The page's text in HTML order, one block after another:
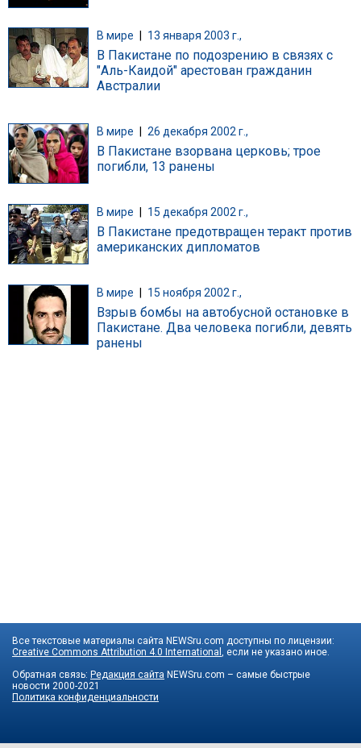
В мире | 13 января 2003 г.,
В Пакистане по подозрению в связях с
"Аль-Каидой" арестован гражданин
Австралии
В мире 26 декабря 2002 г.,
В Пакистане взорвана церковь; трое
погибли, 13 ранены
В мире 15 декабря 2002 г.,
В Пакистане предотвращен теракт против
американских дипломатов
В мире 15 ноября 2002 г.,
Взрыв бомбы на автобусной остановке в
Пакистане. Два человека погибли, девять
ранены
Все текстовые материалы сайта NEWSru.com доступны по лицензии:
Creative Commons Attribution 4.0 International
, если не указано иное.
Обратная связь: Редакция сайта NEWSru.com – самые быстрые
новости 2000-2021
Политика конфиденциальности